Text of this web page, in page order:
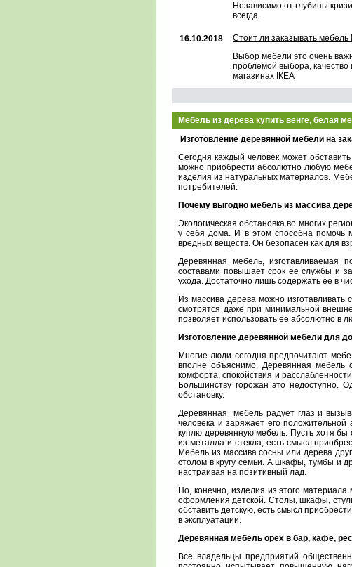
Независимо от глубины
всегда.
16.10.2018
Стoит ли заказывать
Выбор мебели это очень
проблемой выбора,
магазинах IКЕА
Мебель из дерева купить венге, белая
Изготовление деревянной мебели на
Сегодня каждый человек может
можно приобрести абсолютно любую
изделия из натуральных материалов.
потребителей.
Почему выгодно мебель из массива
Экологическая обстановка во многих
у себя дома. И в этом способна помочь
вредных веществ. Он безопасен как для
Деревянная мебель, изготавливаемая
составами повышает срок ее службы и
ухода. Достаточно лишь содержать ее в
Из массива дерева можно
смотрятся даже при минимальной
позволяет использовать ее абсолютно в
Изготовление деревянной мебели для
Многие люди сегодня предпочитают
вполне объяснимо. Деревянная мебель
комфорта, спокойствия и
Большинству горожан это недоступно.
обстановку.
Деревянная мебель радует глаз и
человека и заряжает его
куплю деревянную мебель. Пусть хотя
из металла и стекла, есть смысл
Мебель из массива сосны или дерева
столом в кругу семьи. А шкафы, тумбы и
настраивая на позитивный лад.
Но, конечно, изделия из этого
оформления детской. Столы, шкафы,
обставить детскую, есть смысл
в эксплуатации.
Деревянная мебель орех в бар, кафе,
Все владельцы предприятий